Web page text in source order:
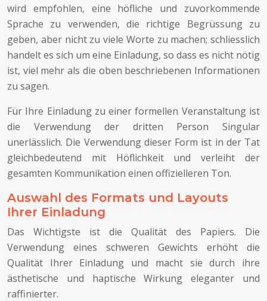
wird empfohlen, eine höfliche und zuvorkommende
Sprache zu verwenden, die richtige Begrüssung zu
geben, aber nicht zu viele Worte zu machen; schliesslich
handelt es sich um eine Einladung, so dass es nicht nötig
ist, viel mehr als die oben beschriebenen Informationen
zu sagen.
Für Ihre Einladung zu einer formellen Veranstaltung ist
die Verwendung der dritten Person Singular
unerlässlich. Die Verwendung dieser Form ist in der Tat
gleichbedeutend mit Höflichkeit und verleiht der
gesamten Kommunikation einen offizielleren Ton.
Auswahl des Formats und Layouts
Ihrer Einladung
Das Wichtigste ist die Qualität des Papiers. Die
Verwendung eines schweren Gewichts erhöht die
Qualität Ihrer Einladung und macht sie durch ihre
ästhetische und haptische Wirkung eleganter und
raffinierter.